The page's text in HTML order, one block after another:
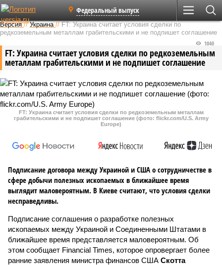
Федеральный выпуск
Версия //Украина //FT: Украина считает условия сделки по
редкоземельным металлам грабительскими и не подпишет соглашение
FT: Украина считает условия сделки по редкоземельным
металлам грабительскими и не подпишет соглашение
1040
FT: Украина считает условия сделки по редкоземельным металлам
грабительскими и не подпишет соглашение (фото: flickr.com/U.S. Army
Europe)
Подписание договора между Украиной и США о сотрудничестве в
сфере добычи полезных ископаемых в ближайшее время
выглядит маловероятным. В Киеве считают, что условия сделки
несправедливы.
Подписание соглашения о разработке полезных
ископаемых между Украиной и Соединенными Штатами в
ближайшее время представляется маловероятным. Об
этом сообщает Financial Times, которое опровергает более
ранние заявления министра финансов США Скотта